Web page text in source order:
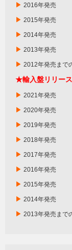
▶ 2016年発売
▶ 2015年発売
▶ 2014年発売
▶ 2013年発売
▶ 2012年発売まで
★輸入盤リリー
▶ 2021年発売
▶ 2020年発売
▶ 2019年発売
▶ 2018年発売
▶ 2017年発売
▶ 2016年発売
▶ 2015年発売
▶ 2014年発売
▶ 2013年発売まで